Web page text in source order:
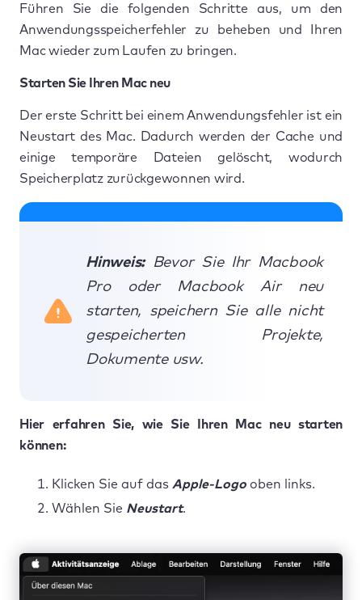
Führen Sie die folgenden Schritte aus, um den
Anwendungsspeicherfehler zu beheben und Ihren
Mac wieder zum Laufen zu bringen.
Starten Sie Ihren Mac neu
Der erste Schritt bei einem Anwendungsfehler ist ein
Neustart des Mac. Dadurch werden der Cache und
einige temporäre Dateien gelöscht, wodurch
Speicherplatz zurückgewonnen wird.
Hinweis: Bevor Sie Ihr Macbook
Pro oder Macbook Air neu
starten, speichern Sie alle nicht
gespeicherten Projekte,
Dokumente usw.
Hier erfahren Sie, wie Sie Ihren Mac neu starten
können:
Klicken Sie auf das Apple-Logo oben links.
Wählen Sie Neustart.